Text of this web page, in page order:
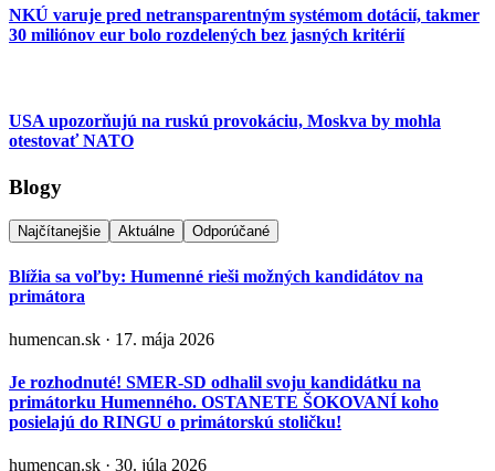
NKÚ varuje pred netransparentným systémom dotácií, takmer
30 miliónov eur bolo rozdelených bez jasných kritérií
USA upozorňujú na ruskú provokáciu, Moskva by mohla
otestovať NATO
Blogy
Najčítanejšie Aktuálne Odporúčané
Blížia sa voľby: Humenné rieši možných kandidátov na
primátora
humencan.sk · 17. mája 2026
Je rozhodnuté! SMER-SD odhalil svoju kandidátku na
primátorku Humenného. OSTANETE ŠOKOVANÍ koho
posielajú do RINGU o primátorskú stoličku!
humencan.sk · 30. júla 2026